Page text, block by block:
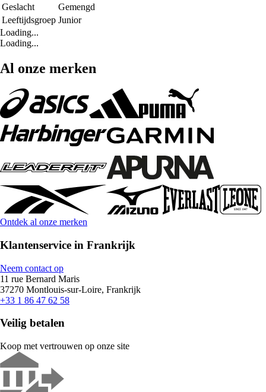
Geslacht
Gemengd
Leeftijdsgroep Junior
Loading...
Loading...
Al onze merken
Ontdek al onze merken
Klantenservice in Frankrijk
Neem contact op
11 rue Bernard Maris
37270 Montlouis-sur-Loire, Frankrijk
+33 1 86 47 62 58
Veilig betalen
Koop met vertrouwen op onze site